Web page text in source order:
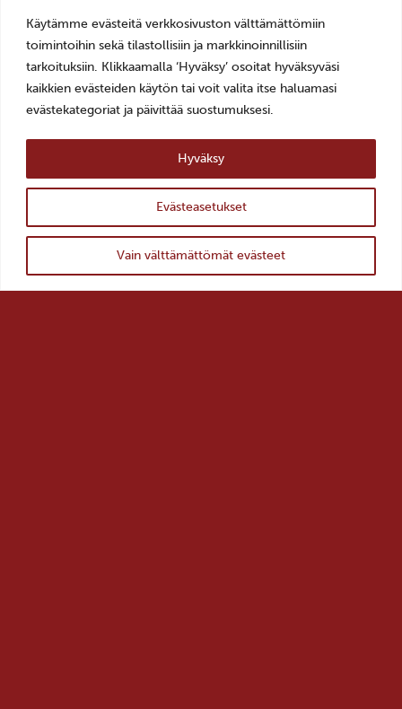
Käytämme evästeitä verkkosivuston välttämättömiin
toimintoihin sekä tilastollisiin ja markkinoinnillisiin
tarkoituksiin. Klikkaamalla ‘Hyväksy’ osoitat hyväksyväsi
kaikkien evästeiden käytön tai voit valita itse haluamasi
evästekategoriat ja päivittää suostumuksesi.
Evästeasetukset
Vain välttämättömät evästeet
Hyväksy
ylös
Mariankatu 14, 24240 Salo
+358 2 7784892
veturitalli(a)salo.fi
ti–pe 10–18
0–10€, Museokortti